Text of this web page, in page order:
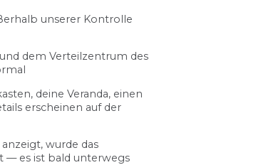
unserer Kontrolle
dem Verteilzentrum des
deine Veranda, einen
erscheinen auf der
wurde das
— es ist bald unterwegs